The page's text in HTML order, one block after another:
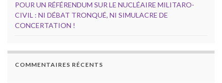
POUR UN RÉFÉRENDUM SUR LE NUCLÉAIRE MILITARO-
CIVIL : NI DÉBAT TRONQUÉ, NI SIMULACRE DE
CONCERTATION !
COMMENTAIRES RÉCENTS